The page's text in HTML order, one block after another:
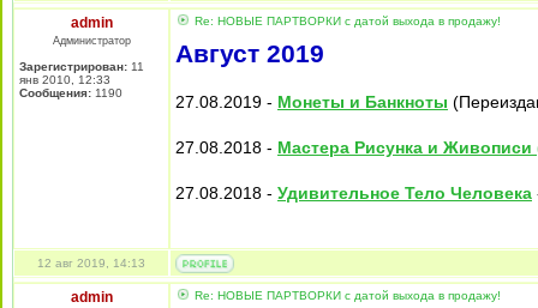
admin
Администратор
Зарегистрирован: 11
янв 2010, 12:33
Сообщения: 1190
Re: НОВЫЕ ПАРТВОРКИ с датой выхода в продажу!
Август 2019
27.08.2019 - Монеты и Банкноты
27.08.2018 - Мастера Рисунка и Живописи
27.08.2018 - Удивительное Тело Человека
12 авг 2019, 14:13
admin Re: НОВЫЕ ПАРТВОРКИ с датой выхода в продажу!